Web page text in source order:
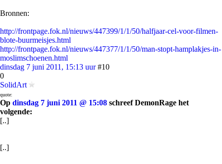
Bronnen:
http://frontpage.fok.nl/nieuws/447399/1/1/50/halfjaar-cel-voor-filmen-
blote-buurmeisjes.html
http://frontpage.fok.nl/nieuws/447377/1/1/50/man-stopt-hamplakjes-in-
moslimschoenen.html
dinsdag 7 juni 2011, 15:13 uur #10
0
SolidArt
quote:
Op dinsdag 7 juni 2011 @ 15:08 schreef DemonRage het
volgende:
[..]
[..]